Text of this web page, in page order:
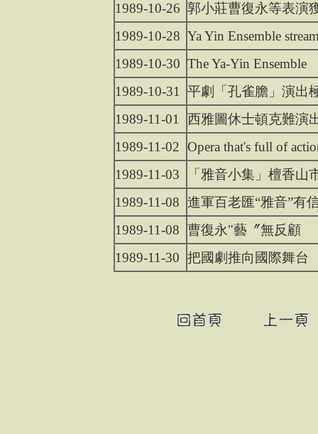
1989-10-26 郭小莊曹復永等表演
1989-10-28 Ya Yin Ensemble
1989-10-30 The Ya-Yin Ensemble
1989-10-31
平劇「孔雀膽」演出
1989-11-01
西雅圖休士頓克難演
1989-11-02 Opera that's full of
1989-11-03
「雅音小集」檀香山
1989-11-08 進軍百老匯“雅音”有
1989-11-08 曹復永"藝〞無反顧
1989-11-30 把國劇推向國際舞台